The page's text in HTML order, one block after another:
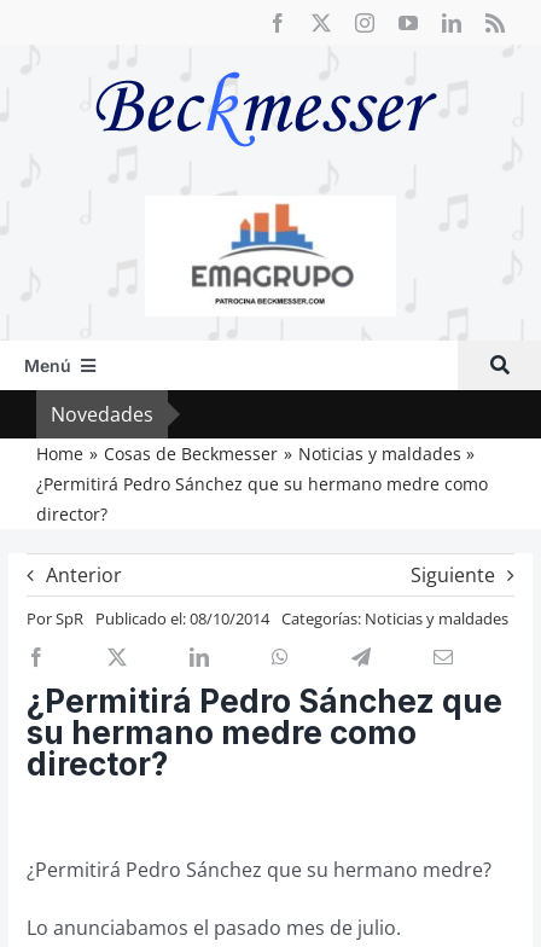
Menú
Inicio
Actual
Artículos
Previos de ópera
Entrevistas
Recomendación
Cosas de Beckmesser
Nosotros y privacidad
Buscar:
Novedades
Home Cosas de Beckmesser
Noticias y maldades
¿Permitirá Pedro Sánchez que su hermano medre como
director?
Anterior Siguiente
PorSpR Publicado el: 08/10/2014 Categorías: Noticias y maldades
¿Permitirá Pedro Sánchez que
su hermano medre como
director?
¿Permitirá Pedro Sánchez que su hermano medre?
Lo anunciabamos el pasado mes de julio.